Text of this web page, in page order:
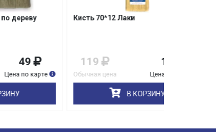
Кисть 70*12 Лаки
119
Обычная цена Цена по карте
В КОРЗИНУ